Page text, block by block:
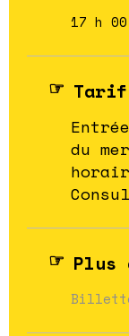
17 h
Tarif
du
Plus